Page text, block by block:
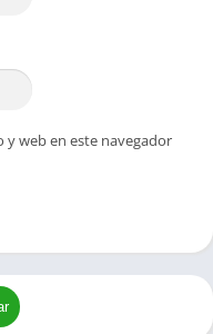
web en este navegador